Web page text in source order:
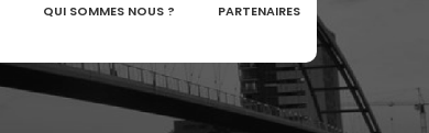
QUI SOMMES NOUS ? PARTENAIRES